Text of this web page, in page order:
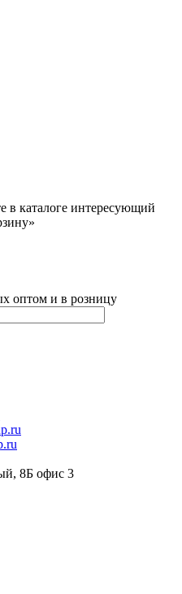
в каталоге интересующий
оптом и в розницу
8Б офис 3